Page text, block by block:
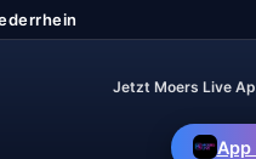
Jetzt Moers Live
App